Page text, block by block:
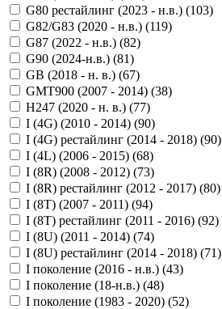
G80 рестайлинг (2023 - н.в.) (103)
G82/G83 (2020 - н.в.) (119)
G87 (2022 - н.в.) (82)
G90 (2024-н.в.) (81)
GB (2018 - н. в.) (67)
GMT900 (2007 - 2014) (38)
H247 (2020 - н. в.) (77)
I (4G) (2010 - 2014) (90)
I (4G) рестайлинг (2014 - 2018) (90)
I (4L) (2006 - 2015) (68)
I (8R) (2008 - 2012) (73)
I (8R) рестайлинг (2012 - 2017) (80)
I (8T) (2007 - 2011) (94)
I (8T) рестайлинг (2011 - 2016) (92)
I (8U) (2011 - 2014) (74)
I (8U) рестайлинг (2014 - 2018) (71)
I поколение (2016 - н.в.) (43)
I поколение (18-н.в.) (48)
I поколение (1983 - 2020) (52)